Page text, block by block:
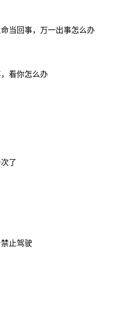
当回事，万一出事怎么办
看你怎么办
了
止驾驶